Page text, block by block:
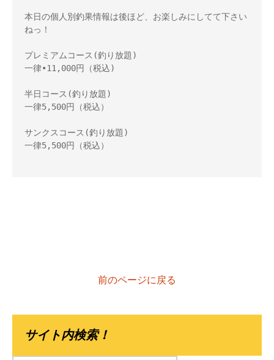
本日の個人別釣果情報は後ほど、お楽しみにしてて下さい
ねっ！
プレミアムコース(釣り放題)
一律•11,000円（税込)
半日コース(釣り放題)
一律5,500円（税込）
サンクスコース(釣り放題)
一律5,500円（税込）
前のページに戻る
サイト内検索！